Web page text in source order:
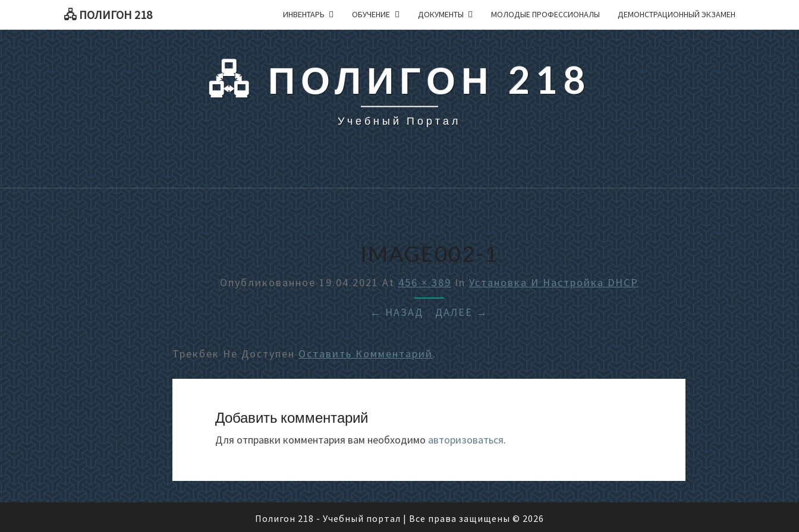
🖧 ПОЛИГОН 218 ИНВЕНТАРЬ ОБУЧЕНИЕ ДОКУМЕНТЫ МОЛОДЫЕ ПРОФЕССИОНАЛЫ ДЕМОНСТРАЦИОННЫЙ ЭКЗАМЕН
🖧 ПОЛИГОН 218
Учебный Портал
IMAGE002-1
Опубликованное 19.04.2021 At 456 × 389 In Установка И Настройка DHCP
← НАЗАД / ДАЛЕЕ →
Трекбек Не Доступен Оставить Комментарий.
Добавить комментарий
Для отправки комментария вам необходимо авторизоваться.
Полигон 218 - Учебный портал | Все права защищены © 2026